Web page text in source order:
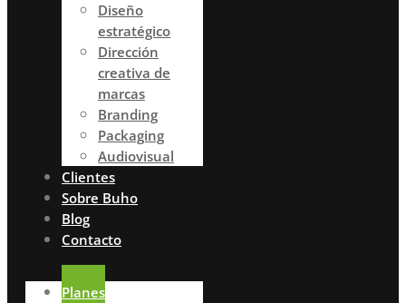
Diseño
estratégico
Dirección
creativa de
marcas
Branding
Packaging
Audiovisual
Clientes
Sobre Buho
Blog
Contacto
Planes